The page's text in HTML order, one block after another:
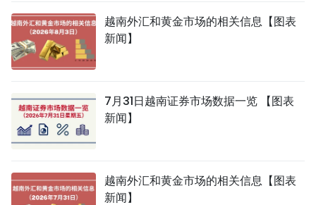
越南外汇和黄金市场的相关信息【图表
新闻】
7月31日越南证券市场数据一览 【图表
新闻】
越南外汇和黄金市场的相关信息【图表
新闻】